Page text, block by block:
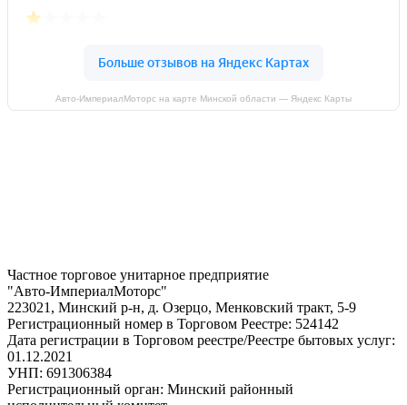
Авто-ИмпериалМоторс на карте Минской области — Яндекс Карты
Частное торговое унитарное предприятие
"Авто-ИмпериалМоторс"
223021, Минский р-н, д. Озерцо, Менковский тракт, 5-9
Регистрационный номер в Торговом Реестре: 524142
Дата регистрации в Торговом реестре/Реестре бытовых услуг:
01.12.2021
УНП: 691306384
Регистрационный орган: Минский районный